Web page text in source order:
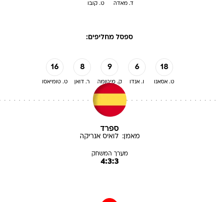
ט. קובו ד. מאדה
ספסל מחליפים:
16
ט. טומיאסו
8
ר. דואן
9
ק. מיטומה
6
ו. אנדו
18
ט. אסאנו
ספרד
מאמן: לואיס אנריקה
מערך המשחק
4:3:3